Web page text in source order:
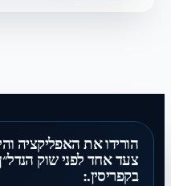
הורידו את האפליקציה
צעד אחד לפני שוק
בקפריסין.: